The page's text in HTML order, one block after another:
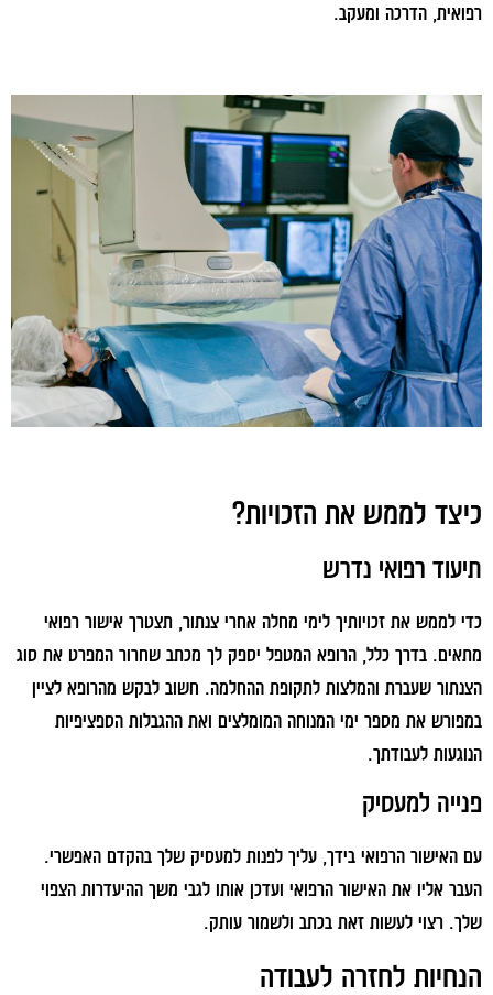
רפואית, הדרכה ומעקב.
כיצד לממש את הזכויות?
תיעוד רפואי נדרש
כדי לממש את זכויותיך לימי מחלה אחרי צנתור, תצטרך אישור רפואי
מתאים. בדרך כלל, הרופא המטפל יספק לך מכתב שחרור המפרט את סוג
הצנתור שעברת והמלצות לתקופת ההחלמה. חשוב לבקש מהרופא לציין
במפורש את מספר ימי המנוחה המומלצים ואת ההגבלות הספציפיות
הנוגעות לעבודתך.
פנייה למעסיק
עם האישור הרפואי בידך, עליך לפנות למעסיק שלך בהקדם האפשרי.
העבר אליו את האישור הרפואי ועדכן אותו לגבי משך ההיעדרות הצפוי
שלך. רצוי לעשות זאת בכתב ולשמור עותק.
הנחיות לחזרה לעבודה